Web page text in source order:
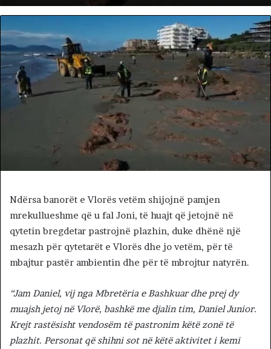
Ndërsa banorët e Vlorës vetëm shijojnë pamjen
mrekullueshme që u fal Joni, të huajt që jetojnë në
qytetin bregdetar pastrojnë plazhin, duke dhënë një
mesazh për qytetarët e Vlorës dhe jo vetëm, për të
mbajtur pastër ambientin dhe për të mbrojtur natyrën.
“Jam Daniel, vij nga Mbretëria e Bashkuar dhe prej dy
muajsh jetoj në Vlorë, bashkë me djalin tim, Daniel Junior.
Krejt rastësisht vendosëm të pastronim këtë zonë të
plazhit. Personat që shihni sot në këtë aktivitet i kemi